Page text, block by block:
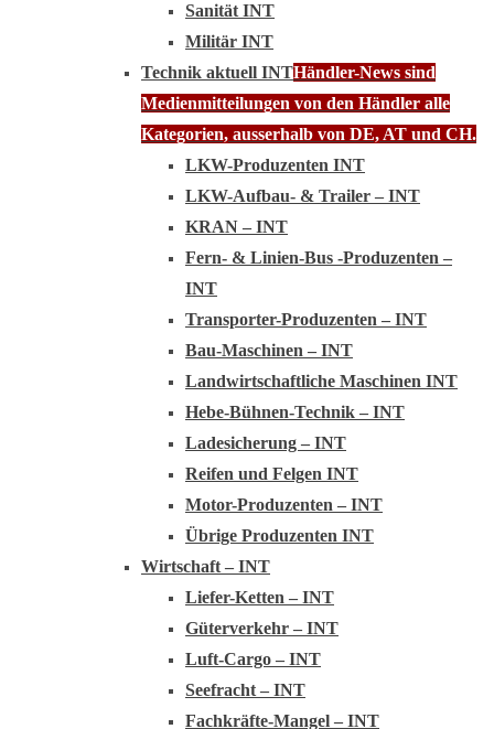
Sanität INT
Militär INT
Technik aktuell INTHändler-News sind
Medienmitteilungen von den Händler alle
Kategorien, ausserhalb von DE, AT und CH.
LKW-Produzenten INT
LKW-Aufbau- & Trailer – INT
KRAN – INT
Fern- & Linien-Bus -Produzenten –
INT
Transporter-Produzenten – INT
Bau-Maschinen – INT
Landwirtschaftliche Maschinen INT
Hebe-Bühnen-Technik – INT
Ladesicherung – INT
Reifen und Felgen INT
Motor-Produzenten – INT
Übrige Produzenten INT
Wirtschaft – INT
Liefer-Ketten – INT
Güterverkehr – INT
Luft-Cargo – INT
Seefracht – INT
Fachkräfte-Mangel – INT